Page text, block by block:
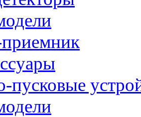
пусковые